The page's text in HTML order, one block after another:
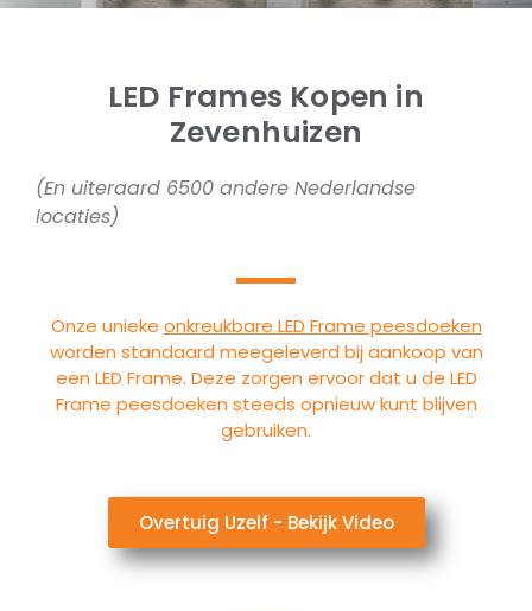
LED Frames Kopen in
Zevenhuizen
(En uiteraard 6500 andere Nederlandse
locaties)
Onze unieke onkreukbare LED Frame peesdoeken
worden standaard meegeleverd bij aankoop van
een LED Frame. Deze zorgen ervoor dat u de LED
Frame peesdoeken steeds opnieuw kunt blijven
gebruiken.
Overtuig Uzelf - Bekijk Video